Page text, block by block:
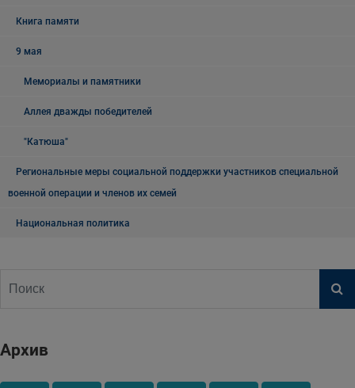
Книга памяти
9 мая
Мемориалы и памятники
Аллея дважды победителей
"Катюша"
Региональные меры социальной поддержки участников специальной
военной операции и членов их семей
Национальная политика
Архив